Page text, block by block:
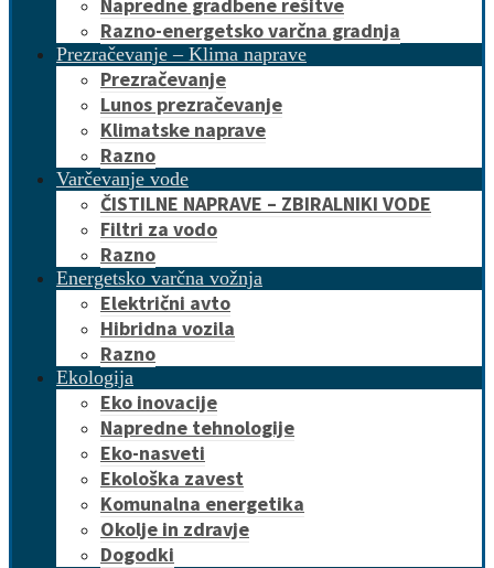
Razno-energetsko varčna gradnja
Prezračevanje – Klima naprave
Prezračevanje
Lunos prezračevanje
Klimatske naprave
Razno
Varčevanje vode
ČISTILNE NAPRAVE – ZBIRALNIKI VODE
Filtri za vodo
Razno
Energetsko varčna vožnja
Električni avto
Hibridna vozila
Razno
Ekologija
Eko inovacije
Napredne tehnologije
Eko-nasveti
Ekološka zavest
Komunalna energetika
Okolje in zdravje
Dogodki